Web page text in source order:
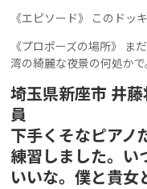
《エピソード》 このドッ
《プロポーズの場所》 ま
湾の綺麗な夜景の何処かで
埼玉県新座市 井
員
下手くそなピアノ
練習しました。い
いいな。僕と貴女